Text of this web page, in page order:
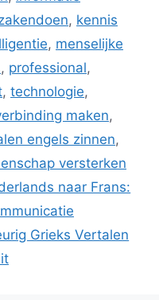
, kennis
, menselijke
, professional,
, technologie,
maken,
engels zinnen,
versterken
naar Frans:
Grieks Vertalen